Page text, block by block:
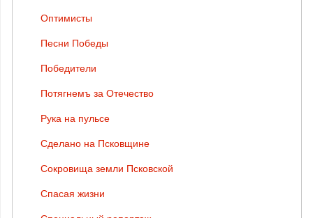
Оптимисты
Песни Победы
Победители
Потягнемъ за Отечество
Рука на пульсе
Сделано на Псковщине
Сокровища земли Псковской
Спасая жизни